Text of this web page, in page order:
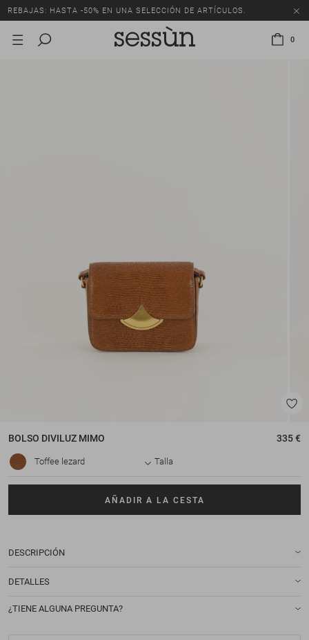
REBAJAS: HASTA -50% EN UNA SELECCIÓN DE ARTÍCULOS.
0
BOLSO DIVILUZ MIMO 335 €
Toffee lezard Talla
AÑADIR A LA CESTA
DESCRIPCIÓN
DETALLES
¿TIENE ALGUNA PREGUNTA?